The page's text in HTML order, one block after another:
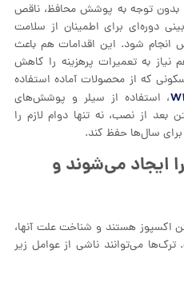
بدون توجه به پوشش محافظ، ناقص
دوره‌ای برای اطمینان از سلامت
شود. این اقدامات هم باعث
به تعمیرات پرهزینه را کاهش
که از محصولات آماده استفاده
، استفاده از سیلر و پوشش‌های
از نصب، نه تنها دوام لازم را
برای سال‌ها حفظ کند.
ایجاد می‌شوند و
اکسپوز هستند و شناخت علت آنها،
می‌توانند ناشی از عوامل زیر